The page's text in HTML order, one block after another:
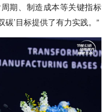
期、制造成本等关键指标
碳’目标提供了有力实践。”